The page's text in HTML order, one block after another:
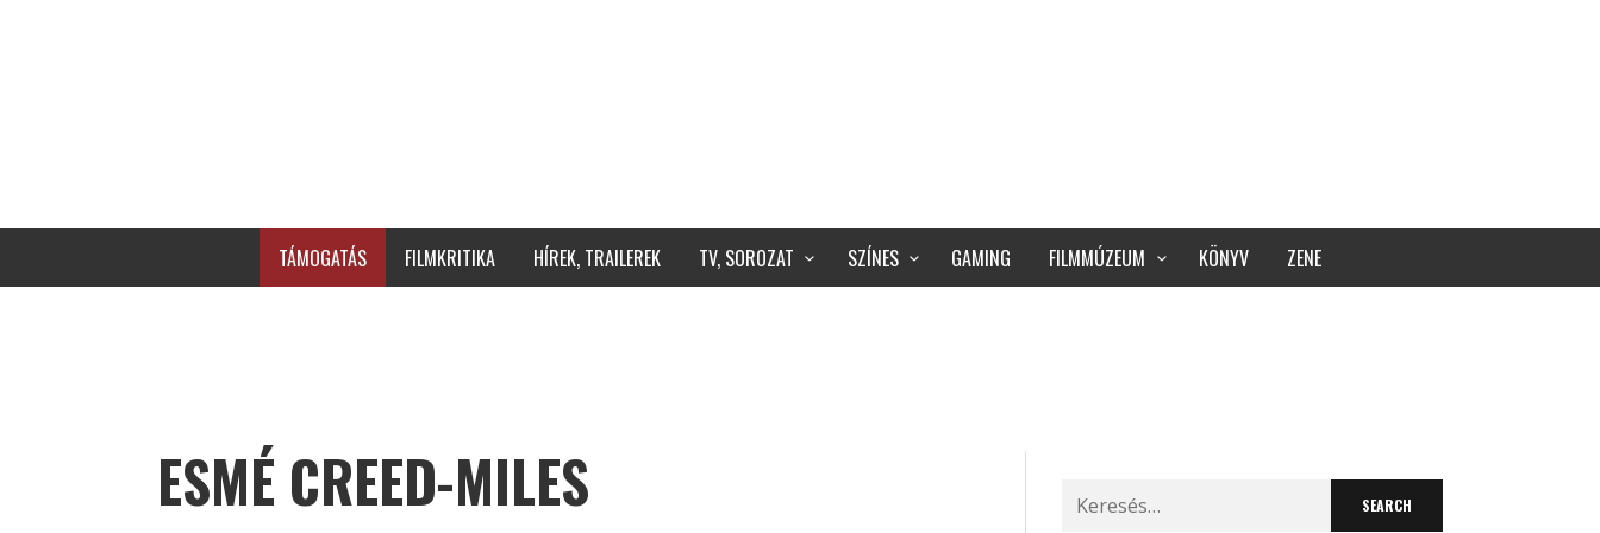
TÁMOGATÁS FILMKRITIKA HÍREK, TRAILEREK TV, SOROZAT SZÍNES GAMING FILMMÚZEUM KÖNYV ZENE
ESMÉ CREED-MILES
Search
for: